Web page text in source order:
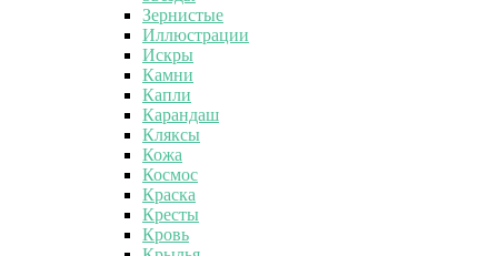
Зернистые
Иллюстрации
Искры
Камни
Капли
Карандаш
Кляксы
Кожа
Космос
Краска
Кресты
Кровь